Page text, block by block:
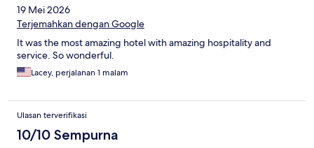
19 Mei 2026
Terjemahkan dengan Google
It was the most amazing hotel with amazing hospitality and
service. So wonderful.
Lacey, perjalanan 1 malam
Ulasan terverifikasi
10/10 Sempurna